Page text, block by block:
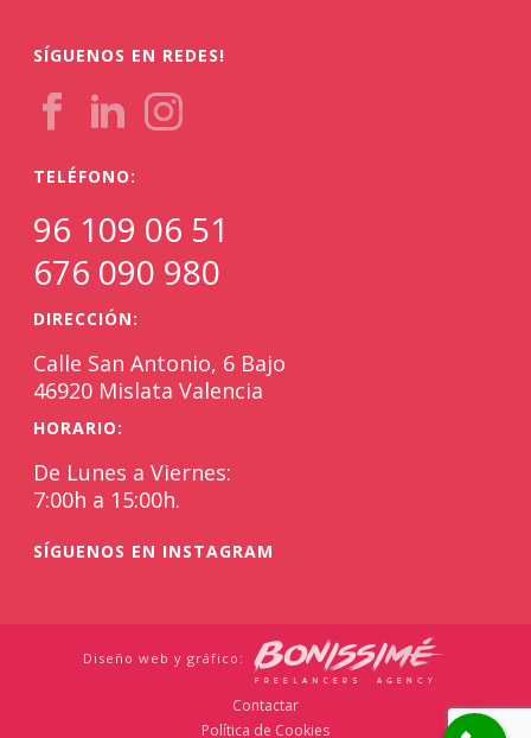
SÍGUENOS EN REDES!
TELÉFONO:
96 109 06 51
676 090 980
DIRECCIÓN:
Calle San Antonio, 6 Bajo
46920 Mislata Valencia
HORARIO:
De Lunes a Viernes:
7:00h a 15:00h.
SÍGUENOS EN INSTAGRAM
Diseño web y gráfico:
Contactar
Política de Cookies